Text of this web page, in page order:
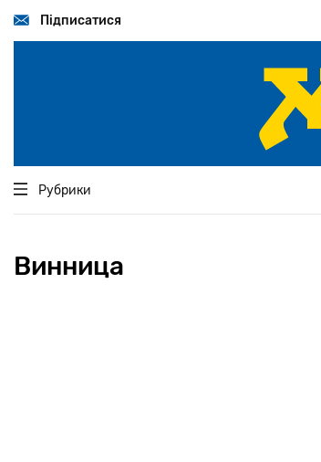
основногоПідписатися
Рубрики
Винница